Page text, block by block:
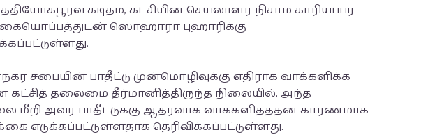
கடிதம், கட்சியின் செயலாளர் நிசாம் காரியப்பர்
ஸொஹாரா புஹாரிக்கு
சபையின் பாதீட்டு முன்மொழிவுக்கு எதிராக வாக்களிக்க
தலைமை தீர்மானித்திருந்த நிலையில், அந்த
மீறி அவர் பாதீட்டுக்கு ஆதரவாக வாக்களித்ததன் காரணமாக
எடுக்கப்பட்டுள்ளதாக தெரிவிக்கப்பட்டுள்ளது.